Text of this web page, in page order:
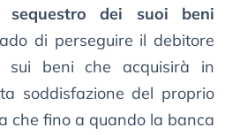
sequestro dei suoi beni
di perseguire il debitore
sui beni che acquisirà in
soddisfazione del proprio
che fino a quando la banca